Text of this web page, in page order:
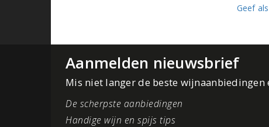
Geef
Aanmelden nieuwsbrief
Mis niet langer de beste
De scherpste aanbiedingen
Handige wijn en spijs tips